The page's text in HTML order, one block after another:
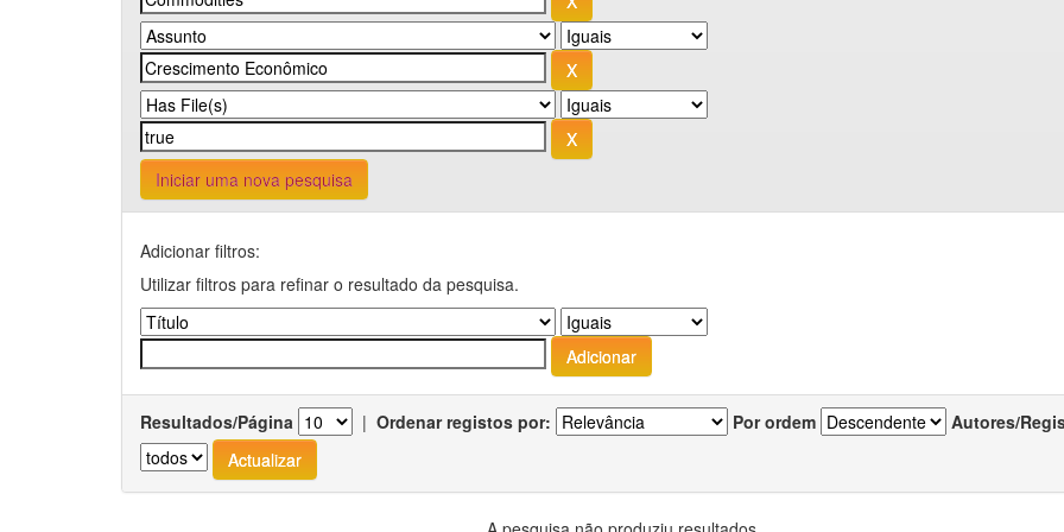
Iniciar uma nova pesquisa
Adicionar filtros:
Utilizar filtros para refinar o resultado da pesquisa.
Resultados/Página | Ordenar registos por: Por ordem Autores/